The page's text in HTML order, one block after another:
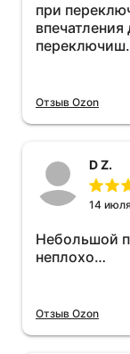
при
впечатления
переключиш.
Отзыв Ozon
D Z.
14
Небольшой
неплохо…
Отзыв Ozon